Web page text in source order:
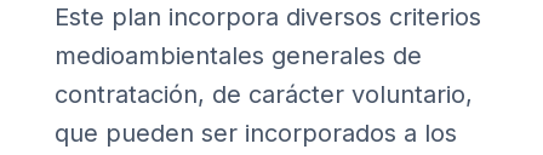
Este plan incorpora diversos criterios
medioambientales generales de
contratación, de carácter voluntario,
que pueden ser incorporados a los